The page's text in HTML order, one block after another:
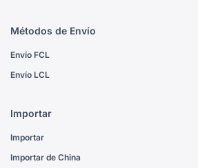
Métodos de Envío
Envío FCL
Envío LCL
Importar
Importar
Importar de China